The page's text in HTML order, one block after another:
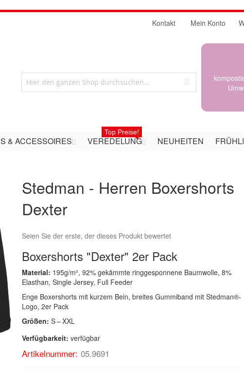
Mein Konto
Kontakt
& ACCESSOIRES VEREDELUNG
Top Preise!
NEUHEITEN
Stedman - Herren Boxershorts
Dexter
Seien Sie der erste, der dieses Produkt bewertet
Boxershorts "Dexter" 2er Pack
Material: 195g/m², 92% gekämmte ringgesponnene Baumwolle, 8%
Elasthan, Single Jersey, Full Feeder
Enge Boxershorts mit kurzem Bein, breites Gummiband mit Stedman®-
Logo, 2er Pack
Größen: S – XXL
Verfügbarkeit: verfügbar
Artikelnummer: 05.9691